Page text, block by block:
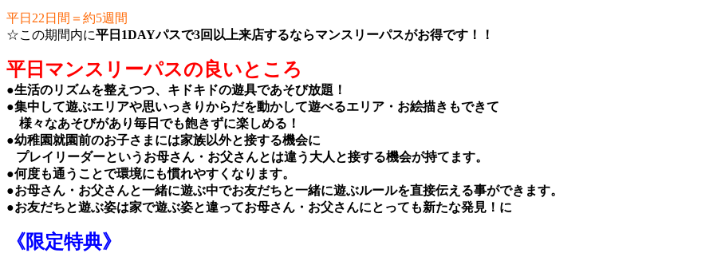
平日22日間＝約5週間
☆この期間内に平日1DAYパスで3回以上来店するならマンスリーパスがお得です！！
平日マンスリーパスの良いところ
●生活のリズムを整えつつ、キドキドの遊具であそび放題！
●集中して遊ぶエリアや思いっきりからだを動かして遊べるエリア・お絵描きもできて
様々なあそびがあり毎日でも飽きずに楽しめる！
●幼稚園就園前のお子さまには家族以外と接する機会に
プレイリーダーというお母さん・お父さんとは違う大人と接する機会が持てます。
●何度も通うことで環境にも慣れやすくなります。
●お母さん・お父さんと一緒に遊ぶ中でお友だちと一緒に遊ぶルールを直接伝える事ができます。
●お友だちと遊ぶ姿は家で遊ぶ姿と違ってお母さん・お父さんにとっても新たな発見！に
《限定特典》